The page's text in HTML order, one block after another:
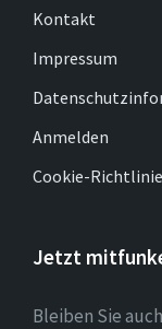
Kontakt
Impressum
Anmelden
Cookie-
Jetzt
Bleiben Sie